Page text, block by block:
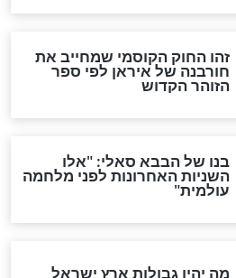
בימות המשיח?
תהיה אפיקורסות
גדולה מאוד של